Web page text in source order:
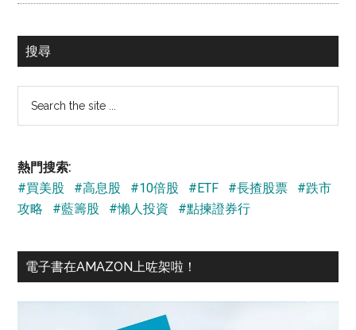
搜尋
熱門搜索:
#買美股
#高息股 #10倍股 #ETF #長揸股票
#跌市
攻略
#藍籌股 #懶人投資 #點揀證券行
電子書在AMAZON上咗架啦！